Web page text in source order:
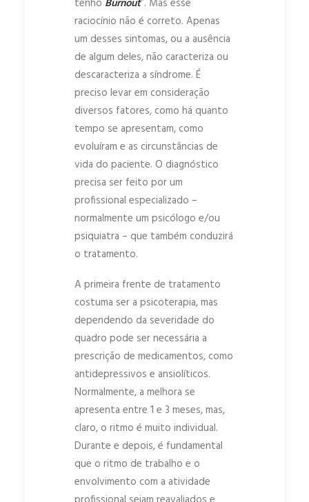
tenho Burnout”. Mas esse
raciocínio não é correto. Apenas
um desses sintomas, ou a ausência
de algum deles, não caracteriza ou
descaracteriza a síndrome. É
preciso levar em consideração
diversos fatores, como há quanto
tempo se apresentam, como
evoluíram e as circunstâncias de
vida do paciente. O diagnóstico
precisa ser feito por um
profissional especializado –
normalmente um psicólogo e/ou
psiquiatra – que também conduzirá
o tratamento.
A primeira frente de tratamento
costuma ser a psicoterapia, mas
dependendo da severidade do
quadro pode ser necessária a
prescrição de medicamentos, como
antidepressivos e ansiolíticos.
Normalmente, a melhora se
apresenta entre 1 e 3 meses, mas,
claro, o ritmo é muito individual.
Durante e depois, é fundamental
que o ritmo de trabalho e o
envolvimento com a atividade